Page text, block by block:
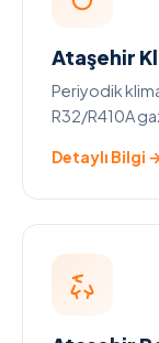
Ataşehir
Periyodik
R32/R410A
Detaylı Bilgi